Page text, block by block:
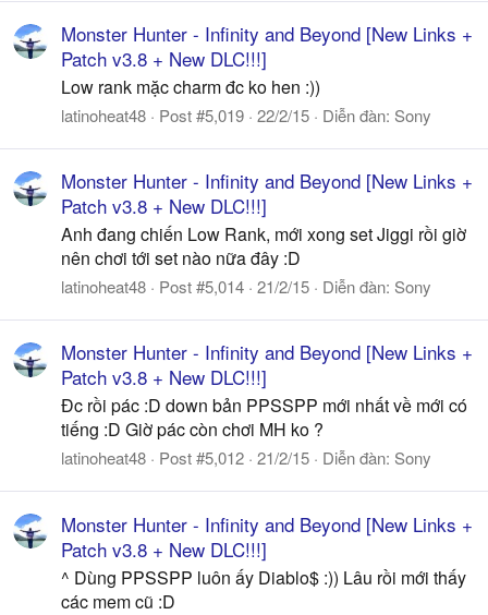
Monster Hunter - Infinity and Beyond [New Links +
Patch v3.8 + New DLC!!!]
Low rank mặc charm đc ko hen :))
latinoheat48 Post #5,019 22/2/15 Diễn đàn: Sony
Monster Hunter - Infinity and Beyond [New Links +
Patch v3.8 + New DLC!!!]
Anh đang chiến Low Rank, mới xong set Jiggi rồi giờ
nên chơi tới set nào nữa đây :D
latinoheat48 Post #5,014 21/2/15 Diễn đàn: Sony
Monster Hunter - Infinity and Beyond [New Links +
Patch v3.8 + New DLC!!!]
Đc rồi pác :D down bản PPSSPP mới nhất về mới có
tiếng :D Giờ pác còn chơi MH ko ?
latinoheat48 Post #5,012 21/2/15 Diễn đàn: Sony
Monster Hunter - Infinity and Beyond [New Links +
Patch v3.8 + New DLC!!!]
^ Dùng PPSSPP luôn ấy Diablo$ :)) Lâu rồi mới thấy
các mem cũ :D